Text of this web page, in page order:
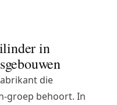
in
die
groep behoort. In